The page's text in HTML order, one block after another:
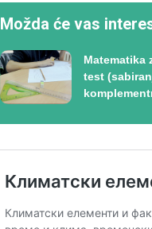
Možda će vas
Matematika
test